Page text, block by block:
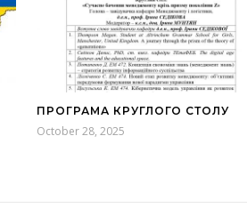
ПРОГРАМА КРУГЛОГО СТОЛУ
October 28, 2025